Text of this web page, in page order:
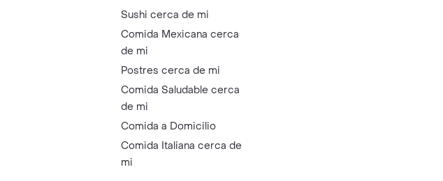
Sushi cerca de mi
Comida Mexicana cerca
de mi
Postres cerca de mi
Comida Saludable cerca
de mi
Comida a Domicilio
Comida Italiana cerca de
mi